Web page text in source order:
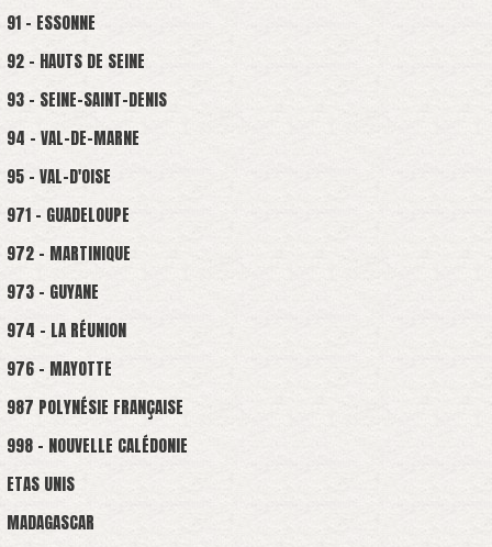
91 - ESSONNE
92 - HAUTS DE SEINE
93 - SEINE-SAINT-DENIS
94 - VAL-DE-MARNE
95 - VAL-D'OISE
971 - GUADELOUPE
972 - MARTINIQUE
973 - GUYANE
974 - LA RÉUNION
976 - MAYOTTE
987 POLYNÉSIE FRANÇAISE
998 - NOUVELLE CALÉDONIE
ETAS UNIS
MADAGASCAR